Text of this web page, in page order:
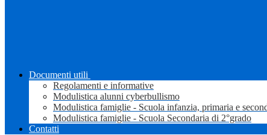
Documenti utili
Regolamenti e informative
Modulistica alunni cyberbullismo
Modulistica famiglie - Scuola infanzia, primaria e
Modulistica famiglie - Scuola Secondaria di 2°grado
Contatti